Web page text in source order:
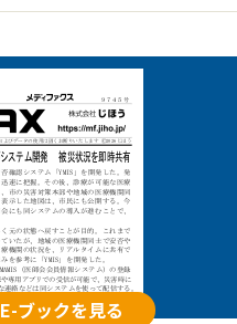
E-ブックを見る